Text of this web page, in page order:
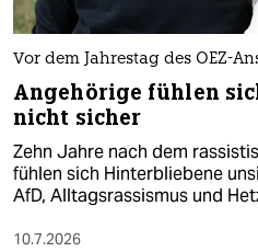
Vor dem Jahrestag des OEZ-
Angehörige fühlen
nicht sicher
Zehn Jahre nach dem
fühlen sich Hinterbliebene
AfD, Alltagsrassismus und
10.7.2026